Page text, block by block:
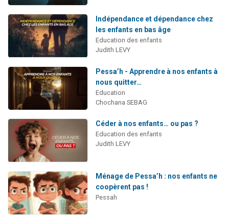
Indépendance et dépendance chez
les enfants en bas âge
Education des enfants
Judith LEVY
Pessa’h - Apprendre à nos enfants à
nous quitter…
Education
Chochana SEBAG
Céder à nos enfants… ou pas ?
Education des enfants
Judith LEVY
Ménage de Pessa’h : nos enfants ne
coopèrent pas !
Pessah